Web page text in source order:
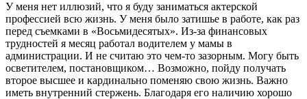
У меня нет иллюзий, что я буду заниматься актерской
профессией всю жизнь. У меня было затишье в работе, как раз
перед съемками в «Восьмидесятых». Из-за финансовых
трудностей я месяц работал водителем у мамы в
администрации. И не считаю это чем-то зазорным. Могу быть
осветителем, постановщиком… Возможно, пойду получать
второе высшее и кардинально поменяю свою жизнь. Важно
иметь внутренний стержень. Благодаря его наличию хорошо